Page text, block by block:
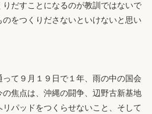
だすことになるのが教訓ではないで
をつくりださないといけないと思い
て９月１９日で１年、雨の中の国会
焦点は、沖縄の闘争、辺野古新基地
パッドをつくらせないこと、そして